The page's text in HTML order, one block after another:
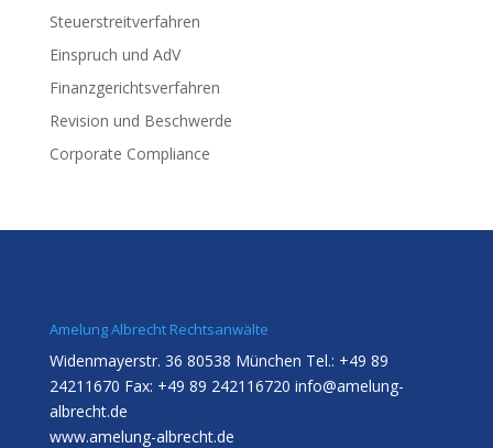
Steuerstreitverfahren
Einspruch und AdV
Finanzgerichtsverfahren
Revision und Beschwerde
Corporate Compliance
Amelung Albrecht Rechtsanwälte
Widenmayerstr. 36 80538 München Tel.: +49 89
24211670 Fax: +49 89 242116720 info@amelung-
albrecht.de
www.amelung-albrecht.de